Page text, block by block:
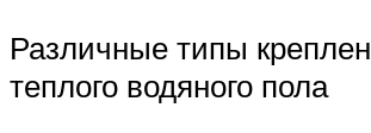
Различные типы
теплого водяного пола